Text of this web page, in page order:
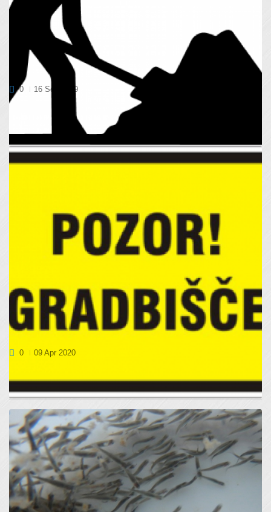
GRADBENO DOVOLJENJE ZA VALIŠČE
0 16 Sep 2019
Po dveh letih prizadevanj smo končno pridobili gradbeno
dovoljenje za modifikacijo ribogojnice Soča v Kobari...
OBJAVLJENO JAVNO NAROČILO GRADNJE V
RIBOGOJNICI SOČA
0 09 Apr 2020
GRADNJA SERVISNEGA OBJEKTA Z VALIŠČ...